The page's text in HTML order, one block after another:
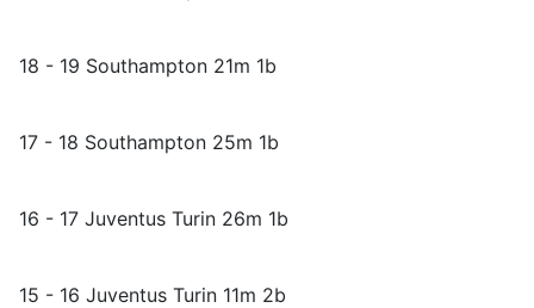
18 - 19 Southampton 21m 1b
17 - 18 Southampton 25m 1b
16 - 17 Juventus Turin 26m 1b
15 - 16 Juventus Turin 11m 2b